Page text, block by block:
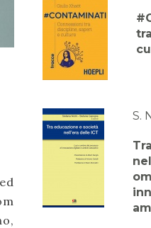
S.